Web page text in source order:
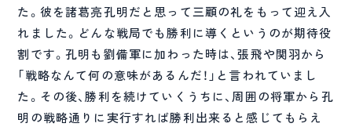
た。彼を諸葛亮孔明だと思って三顧の礼をもって迎え入
れました。どんな戦局でも勝利に導くというのが期待役
割です。孔明も劉備軍に加わった時は、張飛や関羽から
「戦略なんて何の意味があるんだ！」と言われていまし
た。その後、勝利を続けていくうちに、周囲の将軍から孔
明の戦略通りに実行すれば勝利出来ると感じてもらえ